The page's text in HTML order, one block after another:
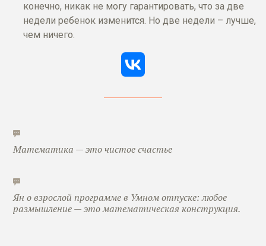
конечно, никак не могу гарантировать, что за две
недели ребенок изменится. Но две недели – лучше,
чем ничего.
Математика — это чистое счастье
Ян о взрослой программе в Умном отпуске: любое
размышление — это математическая конструкция.